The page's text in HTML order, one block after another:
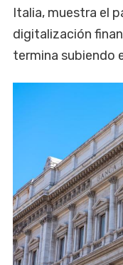
Italia, muestra el
digitalización
termina subiendo